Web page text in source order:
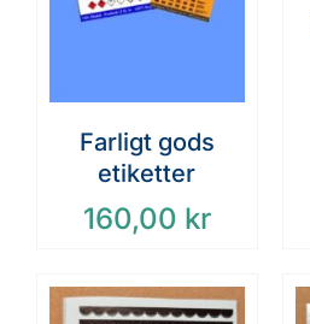
Farligt gods
etiketter
160,00 kr